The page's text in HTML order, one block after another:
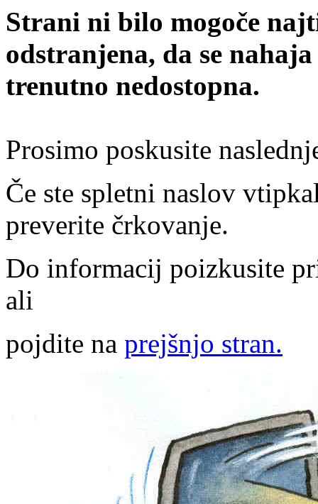
Strani ni bilo mogoče
odstranjena, da se
trenutno nedostopna.
Prosimo poskusite
Če ste spletni naslov
preverite črkovanje.
Do informacij poizkusite
ali
pojdite na prejšnjo stran.